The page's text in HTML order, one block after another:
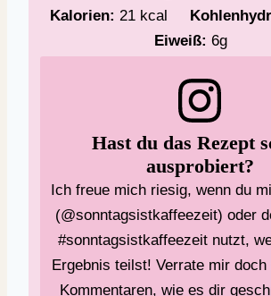
Kalorien: 21 kcal
Eiweiß: 6g
Hast du das Rezept
ausprobiert?
Ich freue mich riesig, wenn du
(@sonntagsistkaffeezeit) oder
#sonntagsistkaffeezeit nutzt,
Ergebnis teilst! Verrate mir doch
Kommentaren, wie es dir